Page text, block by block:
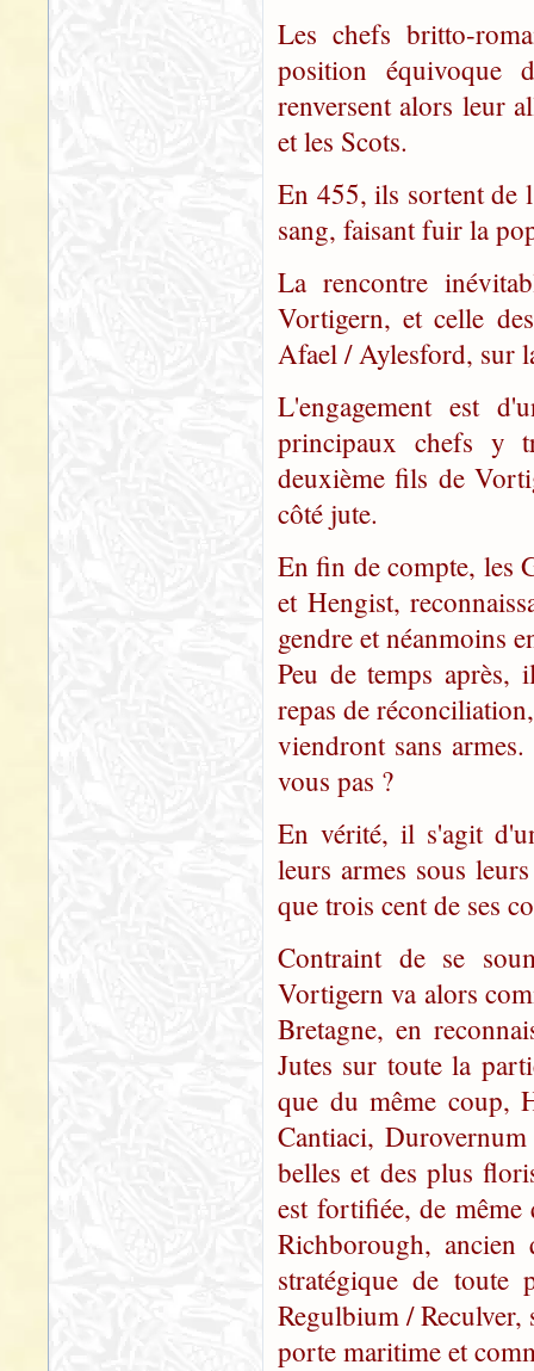
Les chefs britto-
position équivoque
renversent alors leur
et les Scots.
En 455, ils sortent de
sang, faisant fuir la
La rencontre
Vortigern, et celle
Afael / Aylesford, sur
L'engagement est
principaux chefs y
deuxième fils de
côté jute.
En fin de compte, les
et Hengist,
gendre et néanmoins
Peu de temps
repas de
viendront sans
vous pas ?
En vérité, il s'agit
leurs armes sous
que trois cent de ses
Contraint de se
Vortigern va alors
Bretagne, en
Jutes sur toute la
que du même coup,
Cantiaci,
belles et des plus
est fortifiée, de même
Richborough,
stratégique de toute
Regulbium /
porte maritime et